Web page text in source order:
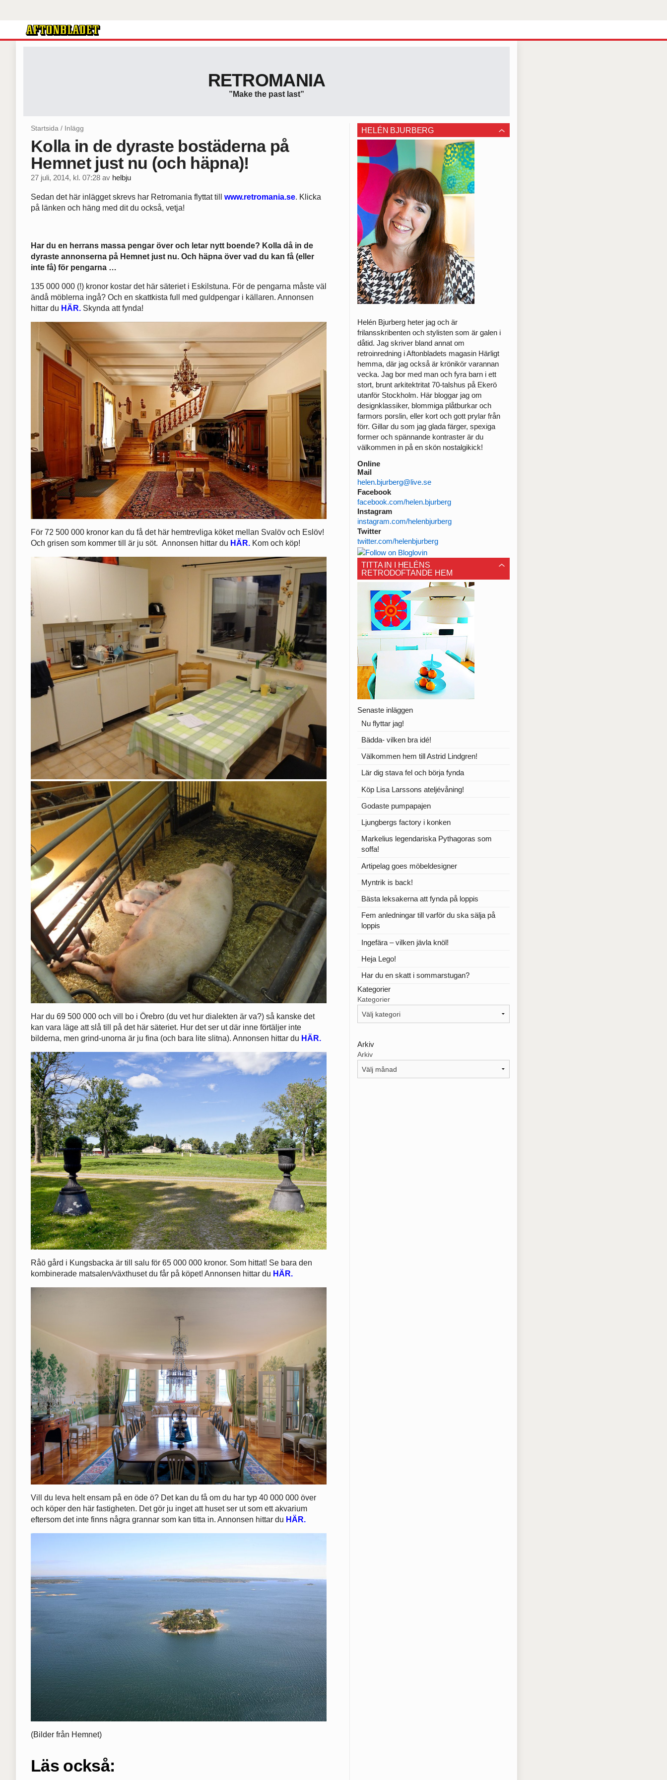
RETROMANIA
”Make the past last”
Startsida / Inlägg
Kolla in de dyraste bostäderna på
Hemnet just nu (och häpna)!
27 juli, 2014, kl. 07:28 av helbju
Sedan det här inlägget skrevs har Retromania flyttat till www.retromania.se. Klicka
på länken och häng med dit du också, vetja!
Har du en herrans massa pengar över och letar nytt boende? Kolla då in de
dyraste annonserna på Hemnet just nu. Och häpna över vad du kan få (eller
inte få) för pengarna …
135 000 000 (!) kronor kostar det här säteriet i Eskilstuna. För de pengarna måste väl
ändå möblerna ingå? Och en skattkista full med guldpengar i källaren. Annonsen
hittar du HÄR. Skynda att fynda!
För 72 500 000 kronor kan du få det här hemtrevliga köket mellan Svalöv och Eslöv!
Och grisen som kommer till är ju söt. Annonsen hittar du HÄR. Kom och köp!
Har du 69 500 000 och vill bo i Örebro (du vet hur dialekten är va?) så kanske det
kan vara läge att slå till på det här säteriet. Hur det ser ut där inne förtäljer inte
bilderna, men grind-unorna är ju fina (och bara lite slitna). Annonsen hittar du HÄR.
Råö gård i Kungsbacka är till salu för 65 000 000 kronor. Som hittat! Se bara den
kombinerade matsalen/växthuset du får på köpet! Annonsen hittar du HÄR.
Vill du leva helt ensam på en öde ö? Det kan du få om du har typ 40 000 000 över
och köper den här fastigheten. Det gör ju inget att huset ser ut som ett akvarium
eftersom det inte finns några grannar som kan titta in. Annonsen hittar du HÄR.
(Bilder från Hemnet)
Läs också:
HELÉN BJURBERG
Helén Bjurberg heter jag och är
frilansskribenten och stylisten som är galen i
dåtid. Jag skriver bland annat om
retroinredning i Aftonbladets magasin Härligt
hemma, där jag också är krönikör varannan
vecka. Jag bor med man och fyra barn i ett
stort, brunt arkitektritat 70-talshus på Ekerö
utanför Stockholm. Här bloggar jag om
designklassiker, blommiga plåtburkar och
farmors porslin, eller kort och gott prylar från
förr. Gillar du som jag glada färger, spexiga
former och spännande kontraster är du
välkommen in på en skön nostalgikick!
Online
Mail
helen.bjurberg@live.se
Facebook
facebook.com/helen.bjurberg
Instagram
instagram.com/helenbjurberg
Twitter
twitter.com/helenbjurberg
TITTA IN I HELÉNS
RETRODOFTANDE HEM
Senaste inläggen
Nu flyttar jag!
Bädda- vilken bra idé!
Välkommen hem till Astrid Lindgren!
Lär dig stava fel och börja fynda
Köp Lisa Larssons ateljévåning!
Godaste pumpapajen
Ljungbergs factory i konken
Markelius legendariska Pythagoras som
soffa!
Artipelag goes möbeldesigner
Myntrik is back!
Bästa leksakerna att fynda på loppis
Fem anledningar till varför du ska sälja på
loppis
Ingefära – vilken jävla knöl!
Heja Lego!
Har du en skatt i sommarstugan?
Kategorier
Kategorier
Arkiv
Arkiv